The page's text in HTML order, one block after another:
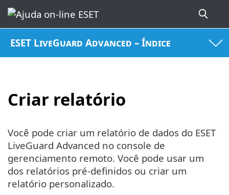
ESET LiveGuard Advanced – Índice
Criar relatório
Você pode criar um relatório de dados do ESET
LiveGuard Advanced no console de
gerenciamento remoto. Você pode usar um
dos relatórios pré-definidos ou criar um
relatório personalizado.